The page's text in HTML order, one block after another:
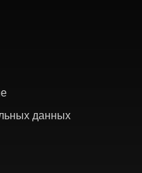
данных